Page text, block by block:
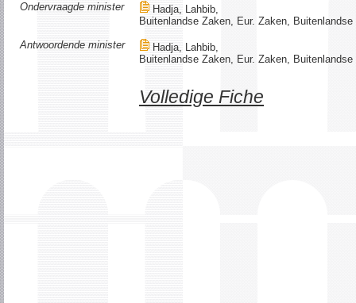
Ondervraagde minister
Hadja, Lahbib,
Buitenlandse Zaken, Eur. Zaken,
Antwoordende minister
Hadja, Lahbib,
Buitenlandse Zaken, Eur. Zaken,
Volledige Fiche